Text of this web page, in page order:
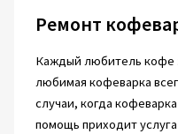
Ремонт
Каждый любитель кофе
любимая кофеварка
случаи, когда
помощь приходит